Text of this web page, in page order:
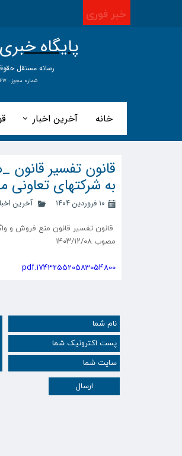
خبر فوری
پایگاه
​​​​رسانه مستقل
شماره مجوز : ۹۳۶۱۷
خانه آخرین اخبار
قانون تفسیر
به شرکتهای تعاونی
۱۰ فروردین ۱۴۰۴ آخرین
قانون تفسیر قانون منع فروش و
مصوب ۱۴۰۳/۱۲/۰۸
174325520583054800.pdf
ارسال